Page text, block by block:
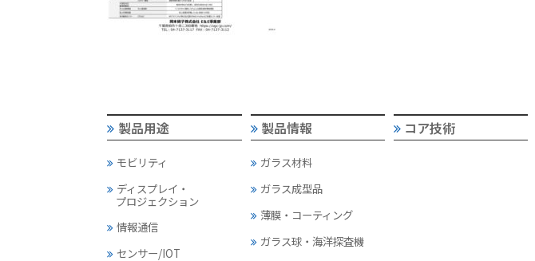
製品用途
モビリティ
ディスプレイ・
プロジェクション
情報通信
センサー/IOT
製品情報
ガラス材料
ガラス成型品
薄膜・コーティング
ガラス球・海洋探査機
コア技術